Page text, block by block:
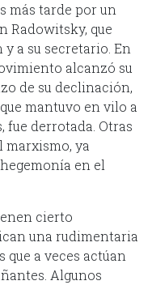
más tarde por un
Radowitsky, que
a su secretario. En
alcanzó su
de su declinación,
mantuvo en vilo a
fue derrotada. Otras
marxismo, ya
en el
cierto
una rudimentaria
a veces actúan
Algunos